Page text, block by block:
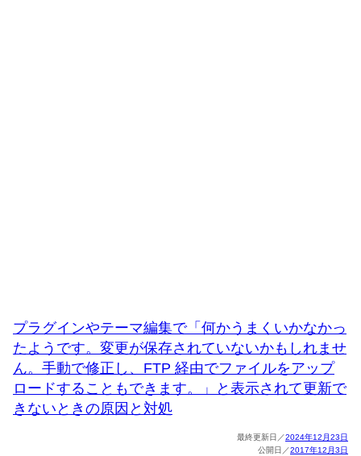
プラグインやテーマ編集で「何かうまくいかなかっ
たようです。変更が保存されていないかもしれませ
ん。手動で修正し、FTP 経由でファイルをアップ
ロードすることもできます。」と表示されて更新で
きないときの原因と対処
2024年12月23日
2017年12月3日